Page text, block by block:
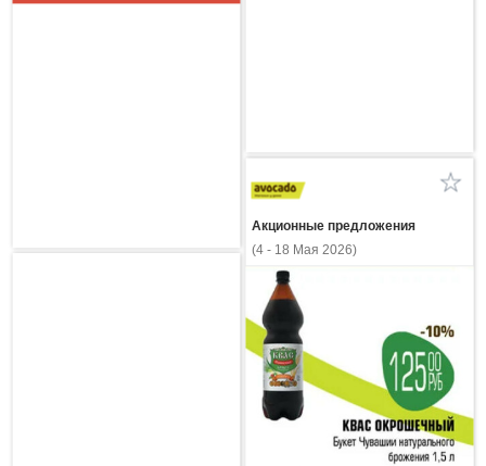
Акционные предложения
(4 - 18 Мая 2026)